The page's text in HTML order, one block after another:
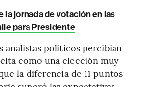
la jornada de votación en las
para Presidente
analistas políticos percibían
como una elección muy
la diferencia de 11 puntos